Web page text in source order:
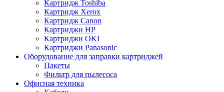
Картридж Toshiba
Картридж Xerox
Картридж Сanon
Картриджи HP
Картриджи OKI
Картриджи Panasonic
Оборудование для заправки картриджей
Пакеты
Фильтр для пылесоса
Офисная техника